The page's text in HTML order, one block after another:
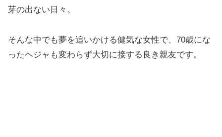
芽の出ない日々。
そんな中でも夢を追いかける健気な女性で、70歳にな
ったヘジャも変わらず大切に接する良き親友です。